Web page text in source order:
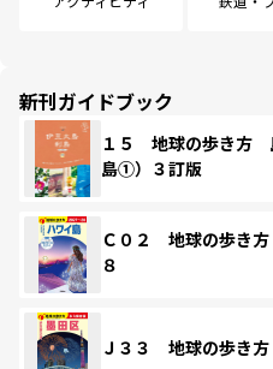
新刊ガイドブック
１５ 地球の歩き方
島①）３訂版
Ｃ０２ 地球の歩き
８
Ｊ３３ 地球の歩き